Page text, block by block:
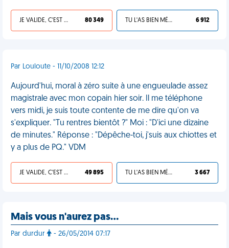
JE VALIDE, C'EST UNE VDM 80 349 TU L'AS BIEN MÉRITÉ 6 912
Par Louloute - 11/10/2008 12:12
Aujourd'hui, moral à zéro suite à une engueulade assez
magistrale avec mon copain hier soir. Il me téléphone
vers midi, je suis toute contente de me dire qu'on va
s'expliquer. "Tu rentres bientôt ?" Moi : "D'ici une dizaine
de minutes." Réponse : "Dépêche-toi, j'suis aux chiottes et
y a plus de PQ." VDM
JE VALIDE, C'EST UNE VDM 49 895 TU L'AS BIEN MÉRITÉ 3 667
Mais vous n'aurez pas…
Par durdur - 26/05/2014 07:17